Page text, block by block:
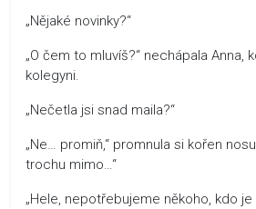
„Nějaké novinky?“
„O čem to mluvíš?“ nechápala Anna,
kolegyni.
„Nečetla jsi snad maila?“
„Ne… promiň,“ promnula si kořen
trochu mimo…“
„Hele, nepotřebujeme někoho, kdo